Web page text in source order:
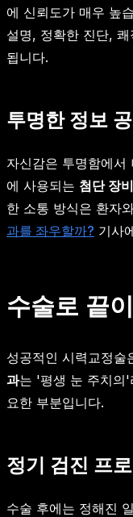
에 신뢰도가 매우 높
설명, 정확한 진단,
됩니다.
투명한 정보
자신감은 투명함에
에 사용되는 첨단 장비
한 소통 방식은 환자
과를 좌우할까? 기사
수술로 끝
성공적인 시력교정
과는 '평생 눈 주치의'
요한 부분입니다.
정기 검진 프
수술 후에는 정해진